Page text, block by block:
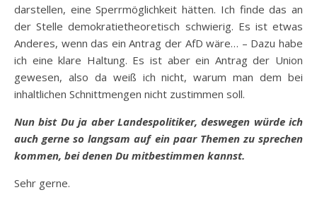
darstellen, eine Sperrmöglichkeit hätten. Ich finde das an
der Stelle demokratietheoretisch schwierig. Es ist etwas
Anderes, wenn das ein Antrag der AfD wäre… – Dazu habe
ich eine klare Haltung. Es ist aber ein Antrag der Union
gewesen, also da weiß ich nicht, warum man dem bei
inhaltlichen Schnittmengen nicht zustimmen soll.
Nun bist Du ja aber Landespolitiker, deswegen würde ich
auch gerne so langsam auf ein paar Themen zu sprechen
kommen, bei denen Du mitbestimmen kannst.
Sehr gerne.